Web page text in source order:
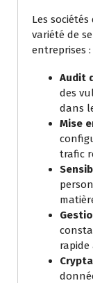
Les
variété de
entreprises :
Audit
des
dans
Mise
trafic
rapide